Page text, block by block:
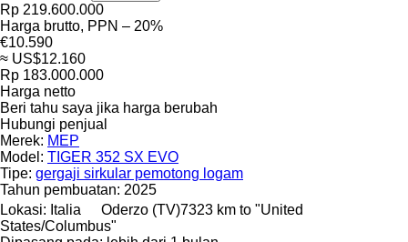
Rp 219.600.000
Harga brutto, PPN – 20%
€10.590
≈ US$12.160
Rp 183.000.000
Harga netto
Beri tahu saya jika harga berubah
Hubungi penjual
Merek: MEP
Model: TIGER 352 SX EVO
Tipe: gergaji sirkular pemotong logam
Tahun pembuatan: 2025
Lokasi: Italia Oderzo (TV)7323 km to "United
States/Columbus"